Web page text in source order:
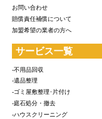
お問い合わせ
賠償責任補償について
加盟希望の業者の方へ
サービス一覧
-不用品回収
-遺品整理
-ゴミ屋敷整理･片付け
-庭石処分・撤去
-ハウスクリーニング